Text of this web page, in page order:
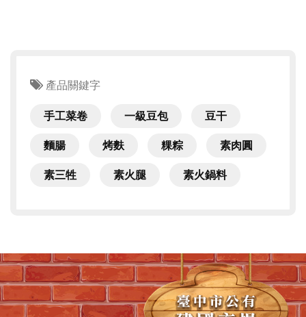
產品關鍵字
手工菜卷 一級豆包 豆干
麵腸 烤麩 粿粽 素肉圓
素三牲 素火腿 素火鍋料